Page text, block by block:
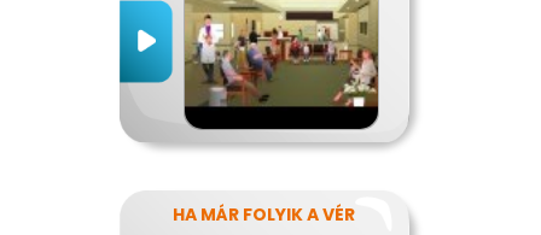
HA MÁR FOLYIK A VÉR